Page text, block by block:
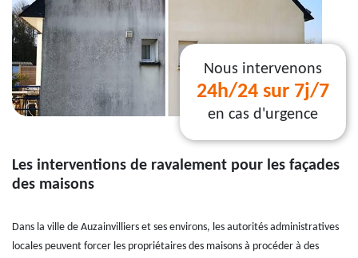
Nous intervenons
24h/24 sur 7j/7
en cas d'urgence
Les interventions de ravalement pour les façades
des maisons
Dans la ville de Auzainvilliers et ses environs, les autorités administratives
locales peuvent forcer les propriétaires des maisons à procéder à des